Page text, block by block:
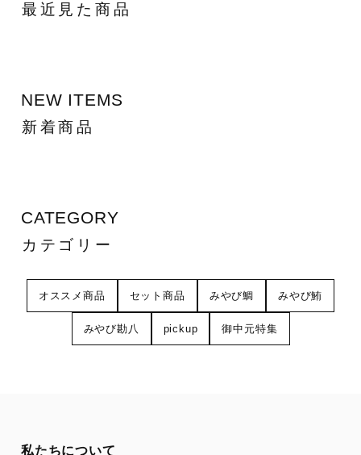
最近見た商品
NEW ITEMS
新着商品
CATEGORY
カテゴリー
オススメ商品 セット商品 みやび鯛 みやび鮪
みやび勘八 pickup 御中元特集
私たちについて